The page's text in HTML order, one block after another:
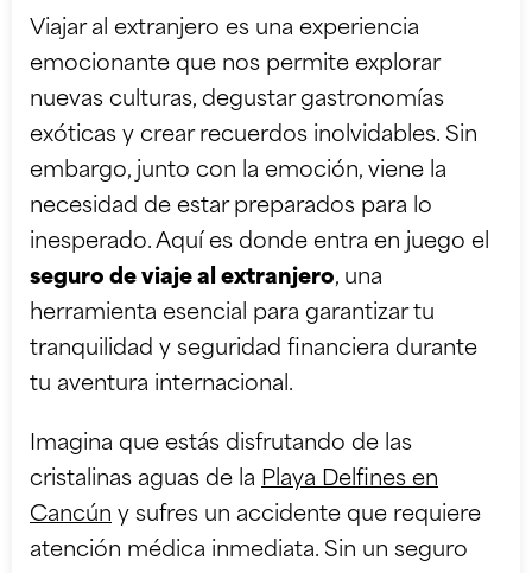
Viajar al extranjero es una experiencia
emocionante que nos permite explorar
nuevas culturas, degustar gastronomías
exóticas y crear recuerdos inolvidables. Sin
embargo, junto con la emoción, viene la
necesidad de estar preparados para lo
inesperado. Aquí es donde entra en juego el
seguro de viaje al extranjero, una
herramienta esencial para garantizar tu
tranquilidad y seguridad financiera durante
tu aventura internacional.
Imagina que estás disfrutando de las
cristalinas aguas de la Playa Delfines en
Cancún y sufres un accidente que requiere
atención médica inmediata. Sin un seguro